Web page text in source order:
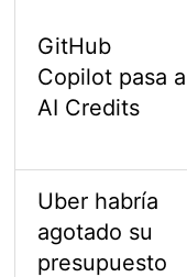
GitHub
Copilot pasa a
AI Credits
Uber habría
agotado su
presupuesto